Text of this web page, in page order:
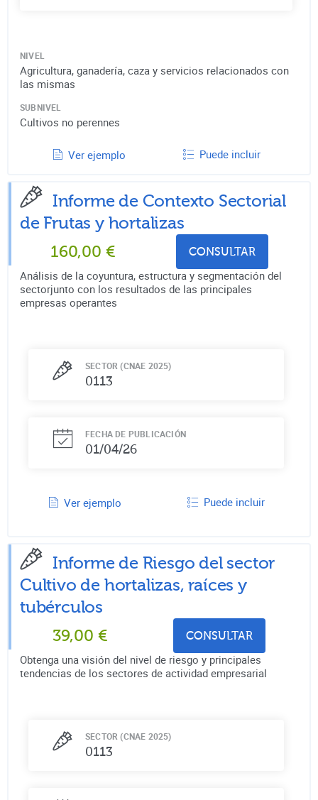
NIVEL
Agricultura, ganadería, caza y servicios relacionados con
las mismas
SUBNIVEL
Cultivos no perennes
Ver ejemplo Puede incluir
Informe de Contexto Sectorial
de Frutas y hortalizas
160,00 € CONSULTAR
Análisis de la coyuntura, estructura y segmentación del
sectorjunto con los resultados de las principales
empresas operantes
SECTOR (CNAE 2025)
0113
FECHA DE PUBLICACIÓN
01/04/26
Ver ejemplo Puede incluir
Informe de Riesgo del sector
Cultivo de hortalizas, raíces y
tubérculos
39,00 € CONSULTAR
Obtenga una visión del nivel de riesgo y principales
tendencias de los sectores de actividad empresarial
SECTOR (CNAE 2025)
0113